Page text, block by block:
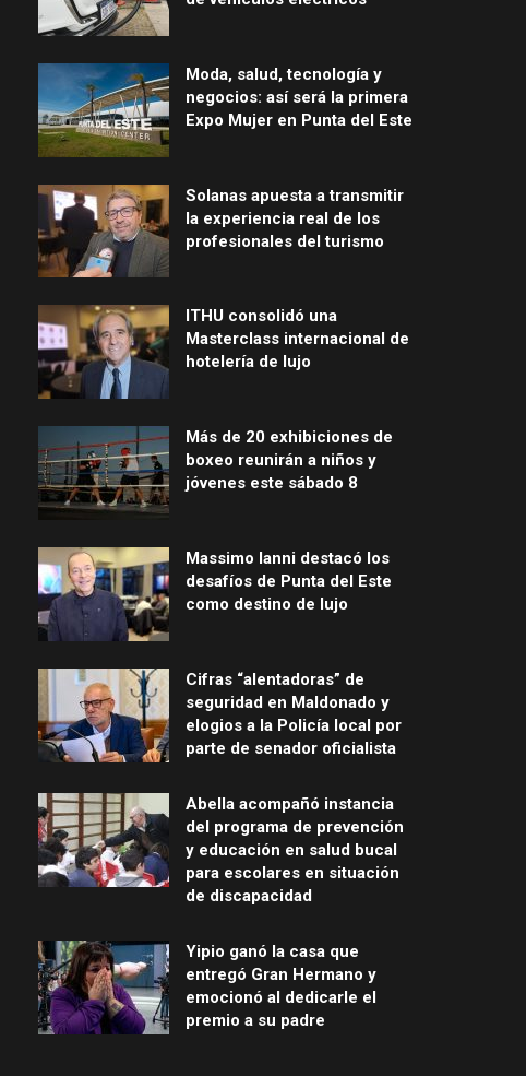
Moda, salud, tecnología y
negocios: así será la primera
Expo Mujer en Punta del Este
Solanas apuesta a transmitir
la experiencia real de los
profesionales del turismo
ITHU consolidó una
Masterclass internacional de
hotelería de lujo
Más de 20 exhibiciones de
boxeo reunirán a niños y
jóvenes este sábado 8
Massimo Ianni destacó los
desafíos de Punta del Este
como destino de lujo
Cifras “alentadoras” de
seguridad en Maldonado y
elogios a la Policía local por
parte de senador oficialista
Abella acompañó instancia
del programa de prevención
y educación en salud bucal
para escolares en situación
de discapacidad
Yipio ganó la casa que
entregó Gran Hermano y
emocionó al dedicarle el
premio a su padre